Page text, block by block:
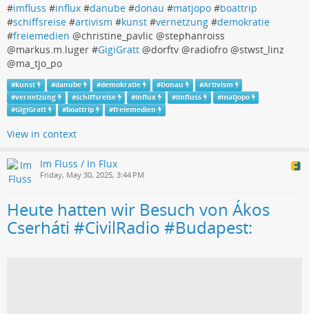
#imfluss #influx #danube #donau #matjopo #boattrip
#schiffsreise #artivism #kunst #vernetzung #demokratie
#freiemedien @christine_pavlic @stephanroiss
@markus.m.luger #GigiGratt @dorftv @radiofro @stwst_linz
@ma_tjo_po
#kunst #danube #demokratie #Donau #Artivism
#vernetzung #schiffsreise #influx #imfluss #matjopo
#GigiGratt #boattrip #freiemedien
View in context
Im Fluss / In Flux
Friday, May 30, 2025, 3:44 PM
Heute hatten wir Besuch von Ákos
Cserháti #CivilRadio #Budapest: